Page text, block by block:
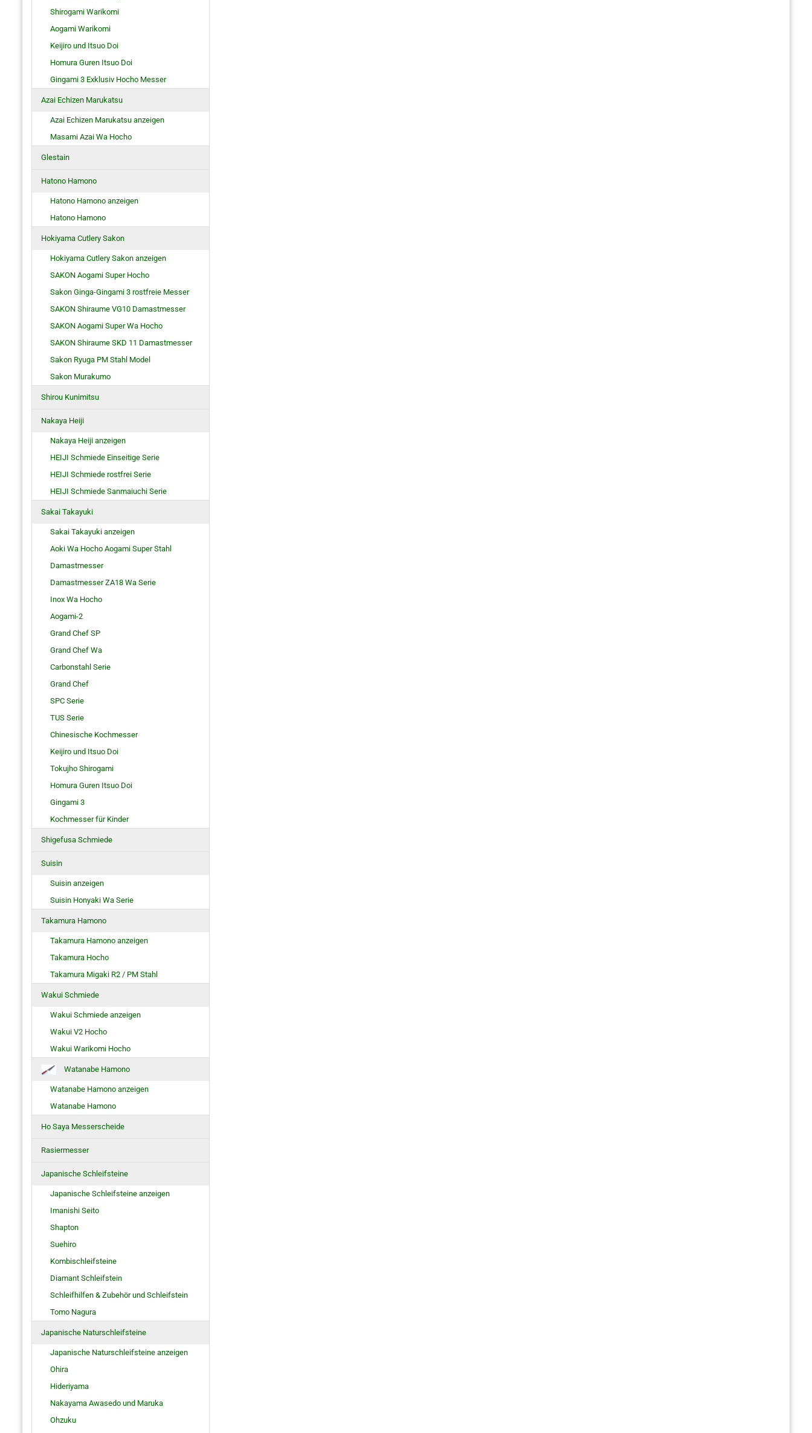
Shirogami Warikomi
Aogami Warikomi
Keijiro und Itsuo Doi
Homura Guren Itsuo Doi
Gingami 3 Exklusiv Hocho Messer
Azai Echizen Marukatsu
Azai Echizen Marukatsu anzeigen
Masami Azai Wa Hocho
Glestain
Hatono Hamono
Hatono Hamono anzeigen
Hatono Hamono
Hokiyama Cutlery Sakon
Hokiyama Cutlery Sakon anzeigen
SAKON Aogami Super Hocho
Sakon Ginga-Gingami 3 rostfreie Messer
SAKON Shiraume VG10 Damastmesser
SAKON Aogami Super Wa Hocho
SAKON Shiraume SKD 11 Damastmesser
Sakon Ryuga PM Stahl Model
Sakon Murakumo
Shirou Kunimitsu
Nakaya Heiji
Nakaya Heiji anzeigen
HEIJI Schmiede Einseitige Serie
HEIJI Schmiede rostfrei Serie
HEIJI Schmiede Sanmaiuchi Serie
Sakai Takayuki
Sakai Takayuki anzeigen
Aoki Wa Hocho Aogami Super Stahl
Damastmesser
Damastmesser ZA18 Wa Serie
Inox Wa Hocho
Aogami-2
Grand Chef SP
Grand Chef Wa
Carbonstahl Serie
Grand Chef
SPC Serie
TUS Serie
Chinesische Kochmesser
Keijiro und Itsuo Doi
Tokujho Shirogami
Homura Guren Itsuo Doi
Gingami 3
Kochmesser für Kinder
Shigefusa Schmiede
Suisin
Suisin anzeigen
Suisin Honyaki Wa Serie
Takamura Hamono
Takamura Hamono anzeigen
Takamura Hocho
Takamura Migaki R2 / PM Stahl
Wakui Schmiede
Wakui Schmiede anzeigen
Wakui V2 Hocho
Wakui Warikomi Hocho
Watanabe Hamono
Watanabe Hamono anzeigen
Watanabe Hamono
Ho Saya Messerscheide
Rasiermesser
Japanische Schleifsteine
Japanische Schleifsteine anzeigen
Imanishi Seito
Shapton
Suehiro
Kombischleifsteine
Diamant Schleifstein
Schleifhilfen & Zubehör und Schleifstein
Tomo Nagura
Japanische Naturschleifsteine
Japanische Naturschleifsteine anzeigen
Ohira
Hideriyama
Nakayama Awasedo und Maruka
Ohzuku